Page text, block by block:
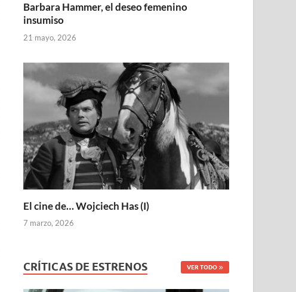
Barbara Hammer, el deseo femenino
insumiso
21 mayo, 2026
El cine de… Wojciech Has (I)
7 marzo, 2026
CRÍTICAS DE ESTRENOS VER TODO